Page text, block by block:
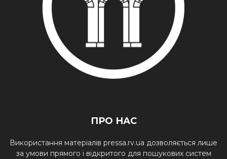
ПРО НАС
Використання матеріалів pressa.rv.ua дозволяється лише
за умови прямого і відкритого для пошукових систем